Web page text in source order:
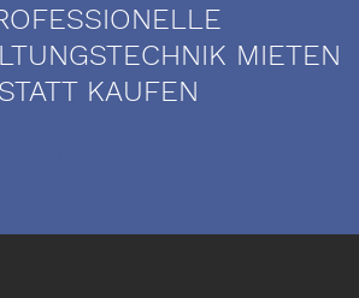
MIETEN
STATT KAUFEN